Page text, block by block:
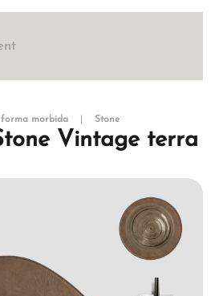
forma morbida Stone
Vintage terra